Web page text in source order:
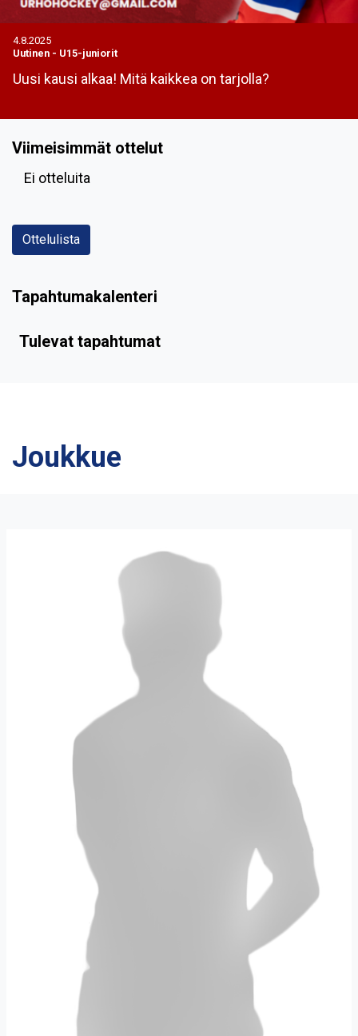
4.8.2025
Uutinen - U15-juniorit
Uusi kausi alkaa! Mitä kaikkea on tarjolla?
Viimeisimmät ottelut
Ei otteluita
Ottelulista
Tapahtumakalenteri
Tulevat tapahtumat
Joukkue